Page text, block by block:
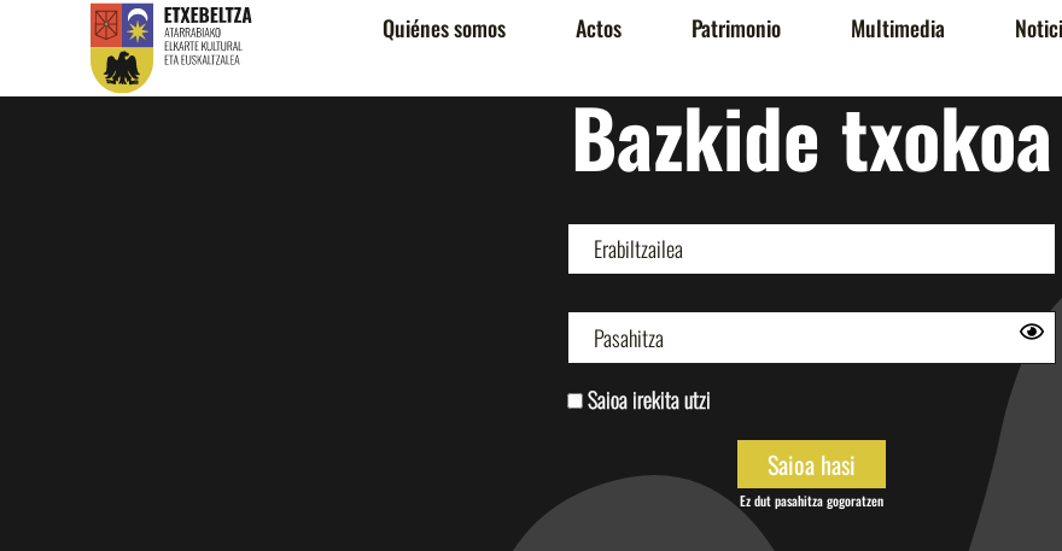
Quiénes somos Actos Patrimonio Multimedia
Bazkide txokoa
Saioa irekita utzi
Ez dut pasahitza gogoratzen